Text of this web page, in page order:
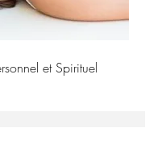
et Spirituel